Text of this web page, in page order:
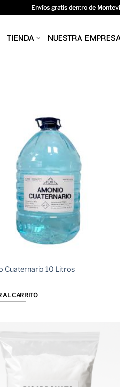
Envíos gratis dentro de
TIENDA NUESTRA
Cuaternario 10 Litros
AL CARRITO